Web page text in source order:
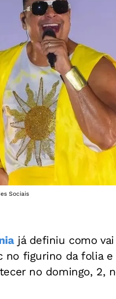
Sociais
já definiu como vai
no figurino da folia
no domingo, 2,